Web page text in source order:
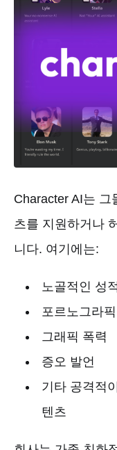
Character AI는 그
츠를 지원하거나
니다. 여기에는:
노골적인 성
포르노그라
그래픽 폭력
증오 발언
기타 공격적
텐츠